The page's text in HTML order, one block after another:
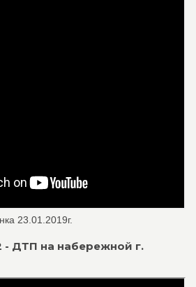
23.01.2019г.
- ДТП на набережной г.